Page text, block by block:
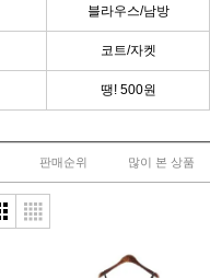
블라우스/남방
코트/자켓
땡! 500원
판매순위 많이 본 상품